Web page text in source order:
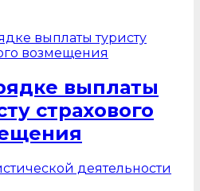
выплаты
страхового